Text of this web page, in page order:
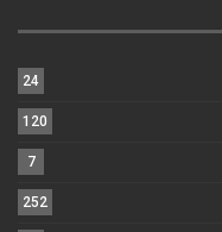
24
120
7
252